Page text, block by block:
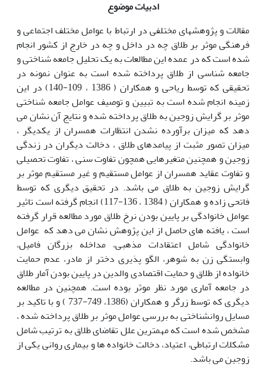
ادبیات موضوع
مقالات و پژوهشهای مختلفی در ارتباط با عوامل مختلف اجتماعی و
فرهنگی موثر بر طلاق چه در داخل و چه در خارج از کشور انجام
شده است که در عمده این مطالعات به یک تحلیل جامعه شناختی و
جامعه شناسی از طلاق پرداخته شده است به عنوان نمونه در
تحقیقی که توسط ریاحی و همکاران ( 1386 ، 109-140) در این
زمینه انجام شده است به تبیین و توصیف عوامل جامعه شناختی
موثر بر گرایش زوجین به طلاق پرداخته شده و نتایج آن نشان می
دهد که میزان برآورده نشدن انتظارات همسران از یکدیگر ،
میزان تصور مثبت از پیامدهای طلاق ، دخالت دیگران در زندگی
زوجین و همچنین متغیرهایی همچون تفاوت سنی ، تفاوت تحصیلی
و تفاوت عقاید همسران از عوامل مستقیم و غیر مستقیم موثر بر
گرایش زوجین به طلاق می باشد. در تحقیق دیگری که توسط
فاتحی زاده و همکاران ( 1384 ، 136-117) انجام گرفته است تاثیر
عوامل خانوادگی بر پایین بودن نرخ طلاق مورد مطالعه قرار گرفته
است ، یافته های حاصل از این پژوهش نشان می دهد که عوامل
خانوادگی شامل اعتقادات مذهبی، مداخله بزرگان فامیل،
وابستگی زن به شوهر، الگو پذیری دختر از مادر، عدم حمایت
خانواده از طلاق و حمایت اقتصادی والدین در پایین بودن آمار طلاق
در جامعه آماری مورد نظر موثر بوده است. همچنین در مطالعه
دیگری که توسط زرگر و همکاران (1386، 749-737 ) و با تاکید بر
مسایل روانشناختی به بررسی عوامل موثر بر طلاق پرداخته شده ،
مشخص شده است که مهمترین علل تقاضای طلاق به ترتیب شامل
مشکلات ارتباطی، اعتیاد، دخالت خانواده ها و بیماری روانی یکی از
زوجین می باشد.